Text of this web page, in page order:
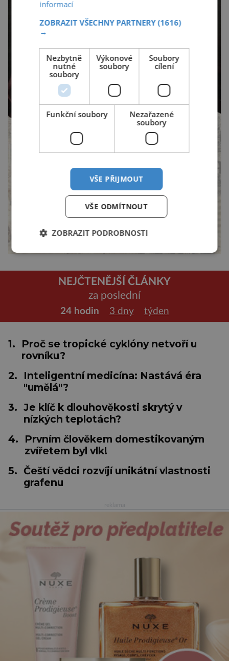
NEJČTENĚJŠÍ ČLÁNKY
za poslední
24 hodin 3 dny týden
1.
Proč se tropické cyklóny netvoří u
rovníku?
2.
Inteligentní medicína: Nastává éra
"umělá"?
3. Je klíč k dlouhověkosti skrytý v
nízkých teplotách?
4.
Prvním člověkem domestikovaným
zvířetem byl vlk!
5. Čeští vědci rozvíjí unikátní vlastnosti
grafenu
informací
ZOBRAZIT VŠECHNY PARTNERY(1616)
→
Nezbytně
nutné
soubory
Výkonové
soubory
Soubory
cílení
Funkční soubory
Nezařazené
soubory
VŠE PŘIJMOUT
VŠE ODMÍTNOUT
ZOBRAZIT PODROBNOSTI